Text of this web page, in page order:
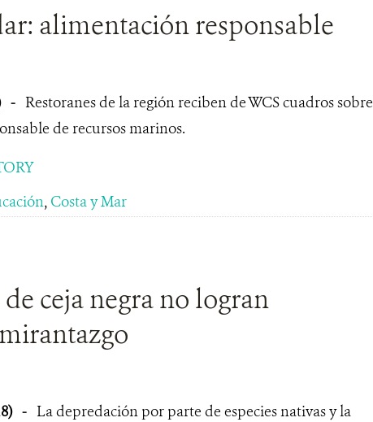
alimentación responsable
- Restoranes de la región reciben de WCS cuadros sobre
de recursos marinos.
, Costa y Mar
ceja negra no logran
- La depredación por parte de especies nativas y la